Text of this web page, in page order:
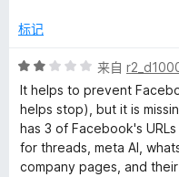
标记
评
分
2
/
5
来自
It helps to prevent
helps stop), but it is
has 3 of Facebook's
for threads, meta AI,
company pages, and